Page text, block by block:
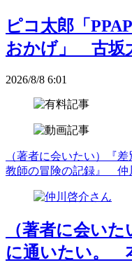
ピコ太郎「
おかげ」 古坂
2026/8/8 6:01
（著者に会いたい）『
教師の冒険の記録』 仲
（著者に会い
に通いたい。